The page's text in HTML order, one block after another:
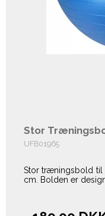
Stor
UFB01965
Stor træningsbold til
cm. Bolden er